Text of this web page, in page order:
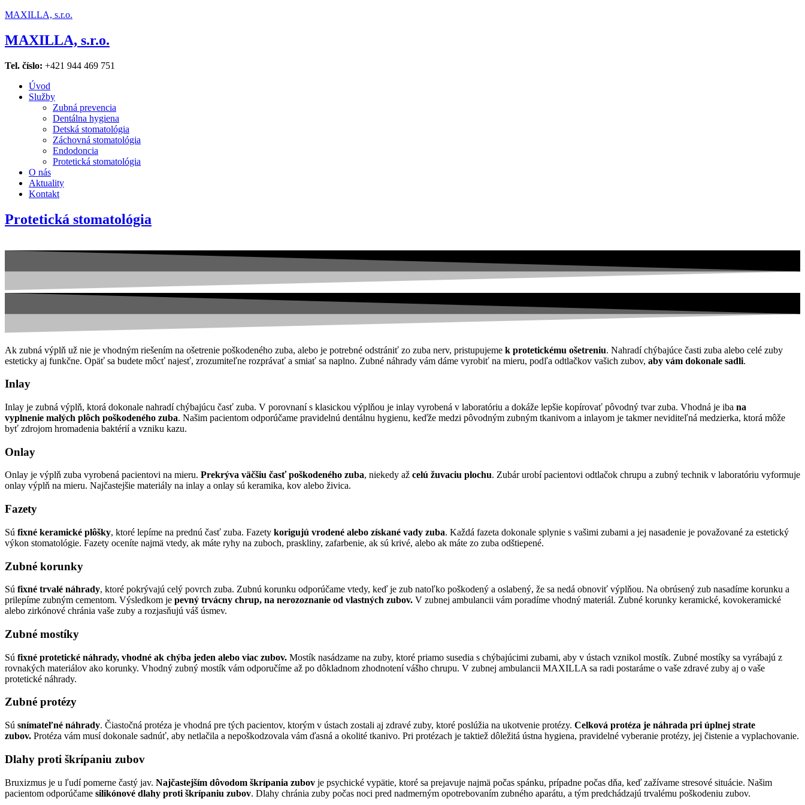
MAXILLA, s.r.o.
MAXILLA, s.r.o.
Tel. číslo: +421 944 469 751
Úvod
Služby
Zubná prevencia
Dentálna hygiena
Detská stomatológia
Záchovná stomatológia
Endodoncia
Protetická stomatológia
O nás
Aktuality
Kontakt
Protetická stomatológia
Ak zubná výplň už nie je vhodným riešením na ošetrenie poškodeného zuba, alebo je potrebné odstrániť zo zuba nerv, pristupujeme k protetickému ošetreniu. Nahradí chýbajúce časti zuba alebo celé zuby
esteticky aj funkčne. Opäť sa budete môcť najesť, zrozumiteľne rozprávať a smiať sa naplno. Zubné náhrady vám dáme vyrobiť na mieru, podľa odtlačkov vašich zubov, aby vám dokonale sadli.
Inlay
Inlay je zubná výplň, ktorá dokonale nahradí chýbajúcu časť zuba. V porovnaní s klasickou výplňou je inlay vyrobená v laboratóriu a dokáže lepšie kopírovať pôvodný tvar zuba. Vhodná je iba na
vyplnenie malých plôch poškodeného zuba. Našim pacientom odporúčame pravidelnú dentálnu hygienu, keďže medzi pôvodným zubným tkanivom a inlayom je takmer neviditeľná medzierka, ktorá môže
byť zdrojom hromadenia baktérií a vzniku kazu.
Onlay
Onlay je výplň zuba vyrobená pacientovi na mieru. Prekrýva väčšiu časť poškodeného zuba, niekedy až celú žuvaciu plochu. Zubár urobí pacientovi odtlačok chrupu a zubný technik v laboratóriu vyformuje
onlay výplň na mieru. Najčastejšie materiály na inlay a onlay sú keramika, kov alebo živica.
Fazety
Sú fixné keramické plôšky, ktoré lepíme na prednú časť zuba. Fazety korigujú vrodené alebo získané vady zuba. Každá fazeta dokonale splynie s vašimi zubami a jej nasadenie je považované za estetický
výkon stomatológie. Fazety oceníte najmä vtedy, ak máte ryhy na zuboch, praskliny, zafarbenie, ak sú krivé, alebo ak máte zo zuba odštiepené.
Zubné korunky
Sú fixné trvalé náhrady, ktoré pokrývajú celý povrch zuba. Zubnú korunku odporúčame vtedy, keď je zub natoľko poškodený a oslabený, že sa nedá obnoviť výplňou. Na obrúsený zub nasadíme korunku a
prilepíme zubným cementom. Výsledkom je pevný trvácny chrup, na nerozoznanie od vlastných zubov. V zubnej ambulancii vám poradíme vhodný materiál. Zubné korunky keramické, kovokeramické
alebo zirkónové chránia vaše zuby a rozjasňujú váš úsmev.
Zubné mostíky
Sú fixné protetické náhrady, vhodné ak chýba jeden alebo viac zubov. Mostík nasádzame na zuby, ktoré priamo susedia s chýbajúcimi zubami, aby v ústach vznikol mostík. Zubné mostíky sa vyrábajú z
rovnakých materiálov ako korunky. Vhodný zubný mostík vám odporučíme až po dôkladnom zhodnotení vášho chrupu. V zubnej ambulancii MAXILLA sa radi postaráme o vaše zdravé zuby aj o vaše
protetické náhrady.
Zubné protézy
Sú snímateľné náhrady. Čiastočná protéza je vhodná pre tých pacientov, ktorým v ústach zostali aj zdravé zuby, ktoré poslúžia na ukotvenie protézy. Celková protéza je náhrada pri úplnej strate
zubov. Protéza vám musí dokonale sadnúť, aby netlačila a nepoškodzovala vám ďasná a okolité tkanivo. Pri protézach je taktiež dôležitá ústna hygiena, pravidelné vyberanie protézy, jej čistenie a vyplachovanie.
Dlahy proti škrípaniu zubov
Bruxizmus je u ľudí pomerne častý jav. Najčastejším dôvodom škrípania zubov je psychické vypätie, ktoré sa prejavuje najmä počas spánku, prípadne počas dňa, keď zažívame stresové situácie. Našim
pacientom odporúčame silikónové dlahy proti škrípaniu zubov. Dlahy chránia zuby počas noci pred nadmerným opotrebovaním zubného aparátu, a tým predchádzajú trvalému poškodeniu zubov.